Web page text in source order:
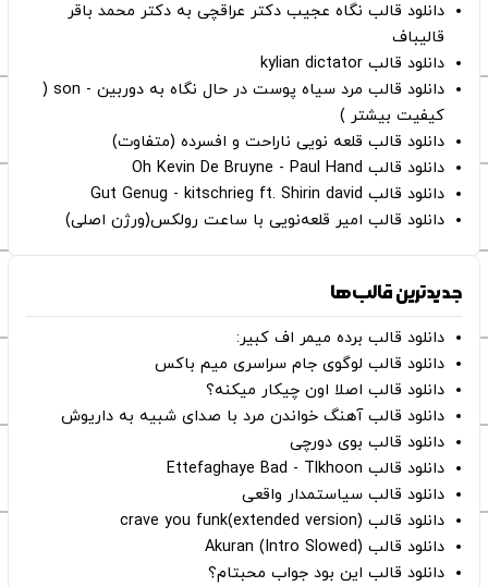
دانلود قالب نگاه عجیب دکتر عراقچی به دکتر محمد باقر
قالیباف
دانلود قالب kylian dictator
دانلود قالب مرد سیاه پوست در حال نگاه به دوربین - son (
کیفیت بیشتر )
دانلود قالب قلعه نویی ناراحت و افسرده (متفاوت)
دانلود قالب Oh Kevin De Bruyne - Paul Hand
دانلود قالب Gut Genug - kitschrieg ft. Shirin david
دانلود قالب امیر قلعه‌نویی با ساعت رولکس(ورژن اصلی)
جدیدترین قالب‌ها
دانلود قالب برده میمر اف کبیر:
دانلود قالب لوگوی جام سراسری میم باکس
دانلود قالب اصلا اون چیکار میکنه؟
دانلود قالب آهنگ خواندن مرد با صدای شبیه به داریوش
دانلود قالب بوی دورچی
دانلود قالب Ettefaghaye Bad - Tlkhoon
دانلود قالب سیاستمدار واقعی
دانلود قالب crave you funk(extended version)
دانلود قالب (Intro Slowed) Akuran
دانلود قالب این بود جواب محبتام؟